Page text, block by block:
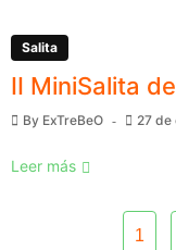
Salita
II MiniSalita
By ExTreBeO 27 de
Leer más
1